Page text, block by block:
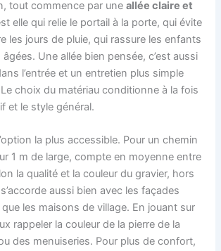
tout commence par uneallée claire et
elle qui relie le portail à la porte, qui évite
les jours de pluie, qui rassure les enfants
Une allée bien pensée, c’est aussi
l’entrée et un entretien plus simple
choix du matériau conditionne à la fois
et le style général.
la plus accessible. Pour un chemin
1 m de large, compte en moyenne entre
la qualité et la couleur du gravier, hors
aussi bien avec les façades
les maisons de village. En jouant sur
rappeler la couleur de la pierre de la
des menuiseries. Pour plus de confort,